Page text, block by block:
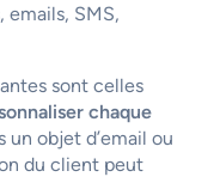
emails, SMS,
sont celles
chaque
un objet d’email ou
du client peut